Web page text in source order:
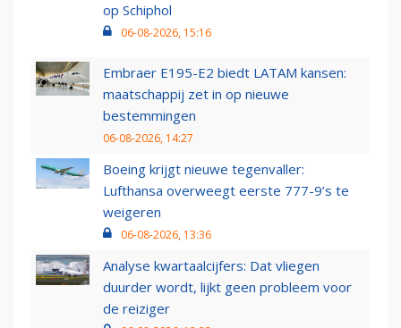
op Schiphol
06-08-2026, 15:16
Embraer E195-E2 biedt LATAM kansen:
maatschappij zet in op nieuwe
bestemmingen
06-08-2026, 14:27
Boeing krijgt nieuwe tegenvaller:
Lufthansa overweegt eerste 777-9’s te
weigeren
06-08-2026, 13:36
Analyse kwartaalcijfers: Dat vliegen
duurder wordt, lijkt geen probleem voor
de reiziger